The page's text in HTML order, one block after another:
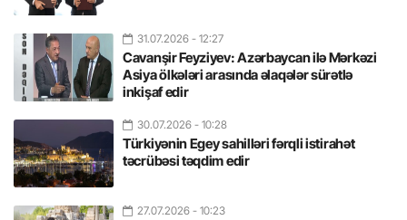
31.07.2026 - 12:27
Cavanşir Feyziyev: Azərbaycan ilə Mərkəzi
Asiya ölkələri arasında əlaqələr sürətlə
inkişaf edir
30.07.2026 - 10:28
Türkiyənin Egey sahilləri fərqli istirahət
təcrübəsi təqdim edir
27.07.2026 - 10:23